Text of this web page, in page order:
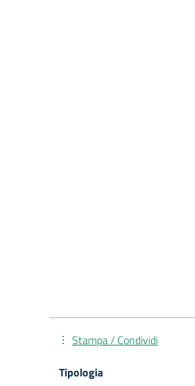
Stampa / Condividi
Tipologia